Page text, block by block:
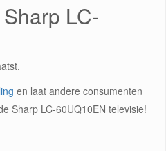
LC-
en laat andere consumenten
Sharp LC-60UQ10EN televisie!